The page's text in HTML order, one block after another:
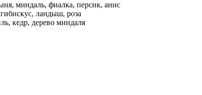
миндаль, фиалка, персик, анис
ландыш, роза
кедр, дерево миндаля